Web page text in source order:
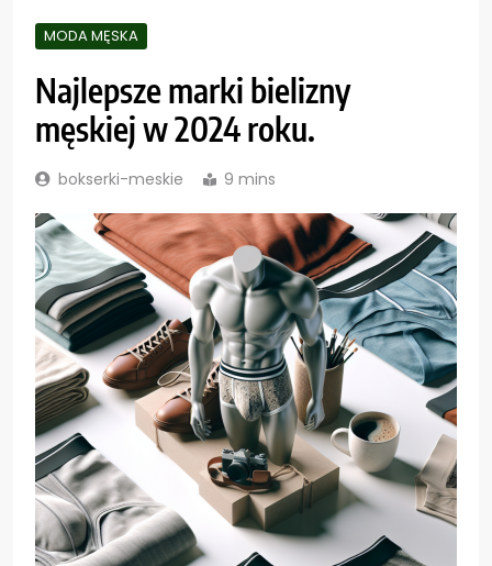
MODA MĘSKA
Najlepsze marki bielizny
męskiej w 2024 roku.
bokserki-meskie 9 mins